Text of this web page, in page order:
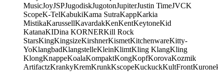
MusicJoyJSPJugodiskJugotonJupiterJustin TimeJVCK
ScopeK-TelKabukiKama SutraKappKarkia
MistikaKarussellKavardakKenKentKeytoneKid
KatanaKIDina KORNERKill Rock
StarsKingKingsizeKirshnerKismetKitchenwareKitty-
YoKlangbadKlangstelleKleinKlimtKling KlangKling
KlongKnappeKoalaKompaktKongKopfKorovaKozmik
ArtifactzKrankyKremKrunkKscopeKuckuckKultFront